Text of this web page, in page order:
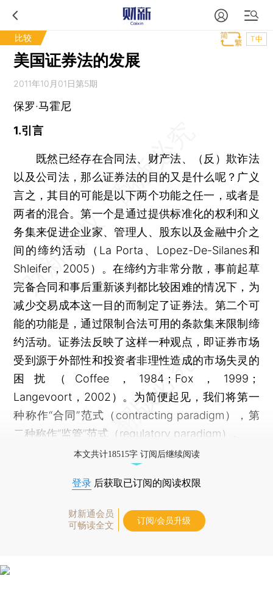
比较 T中
美国证券法的发展
2011年10月01日第5期
保罗·马霍尼
1.引言
既然已经存在合同法、财产法、（反）欺诈法
以及公司法，那么证券法的目的又是什么呢？广义
言之，其目的可能是以下两个功能之任一，或者是
两者的混合。第一个是通过提供标准化的权利和义
务集来促进企业家、管理人、股东以及金融中介之
间的缔约活动（La Porta、Lopez-De-Silanes和
Shleifer，2005）。在缔约方非常分散，事前起草
完备合同和事后重新谈判都比较困难的情况下，为
减少交易成本这一目的而制定了证券法。第二个可
能的功能是，通过限制合法可用的条款集来限制缔
约活动。证券法反映了这样一种观点，即证券市场
受到源于外部性和投资者非理性造成的市场失灵的
困扰（Coffee，1984；Fox，1999；
Langevoort，2002）。为简便起见，我们将第一
种称作“合同”范式（contracting paradigm），第
二种称作“监管”范式（regulatory paradigm）。
本文共计18515字 订阅后继续阅读
登录 后获取已订阅的阅读权限
财新通会员
可畅读全文
订阅/会员升级